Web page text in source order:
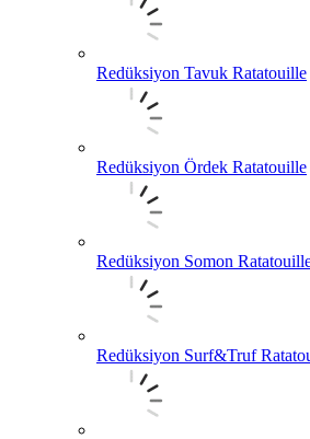
Redüksiyon Tavuk Ratatouille
Redüksiyon Ördek Ratatouille
Redüksiyon Somon
Redüksiyon Surf&Truf